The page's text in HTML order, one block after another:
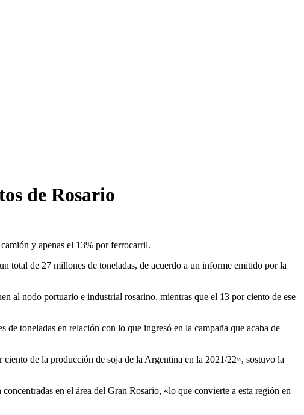
de Rosario
y apenas el 13% por ferrocarril.
total de 27 millones de toneladas, de acuerdo a un informe emitido por la
al nodo portuario e industrial rosarino, mientras que el 13 por ciento de ese
toneladas en relación con lo que ingresó en la campaña que acaba de
de la producción de soja de la Argentina en la 2021/22», sostuvo la
en el área del Gran Rosario, «lo que convierte a esta región en